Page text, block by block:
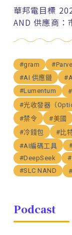
華邦電目標
AND 供應商：
#gram
#AI 供應鏈
#Lumentum
#光收發器（
#禁令
#美國
#冷錢包
#比
#AI編碼工具
#DeepSeek
#SLC NAND
Podcast